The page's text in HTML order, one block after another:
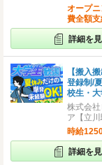
オープ
費全額
詳細を
【搬入搬
登録制/
校生・大
株式会
ア【立
時給
詳細を